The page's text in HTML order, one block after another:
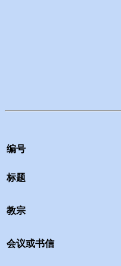
编号
标题
教宗
会议或书信